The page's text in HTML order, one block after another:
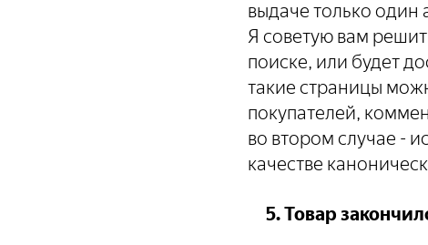
выдаче только один
Я советую вам
поиске, или будет
такие страницы
покупателей,
во втором случае -
качестве
5. Товар